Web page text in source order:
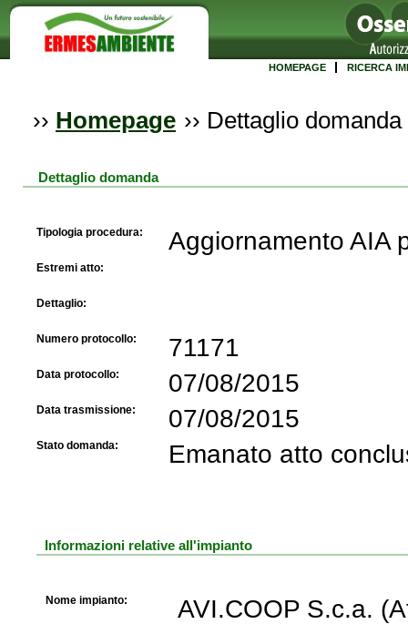
HOMEPAGE RICERCA
›› Homepage ›› Dettaglio domanda
Dettaglio domanda
Tipologia procedura: Aggiornamento AIA
Estremi atto:
Dettaglio:
Numero protocollo: 71171
Data protocollo: 07/08/2015
Data trasmissione: 07/08/2015
Stato domanda: Emanato atto
Informazioni relative all'impianto
Nome impianto: AVI.COOP S.c.a.